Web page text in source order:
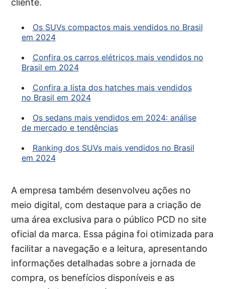
Os SUVs compactos mais vendidos no Brasil
em 2024
Confira os carros elétricos mais vendidos no
Brasil em 2024
Confira a lista dos hatches mais vendidos
no Brasil em 2024
Os sedans mais vendidos em 2024: análise
de mercado e tendências
Ranking dos SUVs mais vendidos no Brasil
em 2024
A empresa também desenvolveu ações no
meio digital, com destaque para a criação de
uma área exclusiva para o público PCD no site
oficial da marca. Essa página foi otimizada para
facilitar a navegação e a leitura, apresentando
informações detalhadas sobre a jornada de
compra, os benefícios disponíveis e as